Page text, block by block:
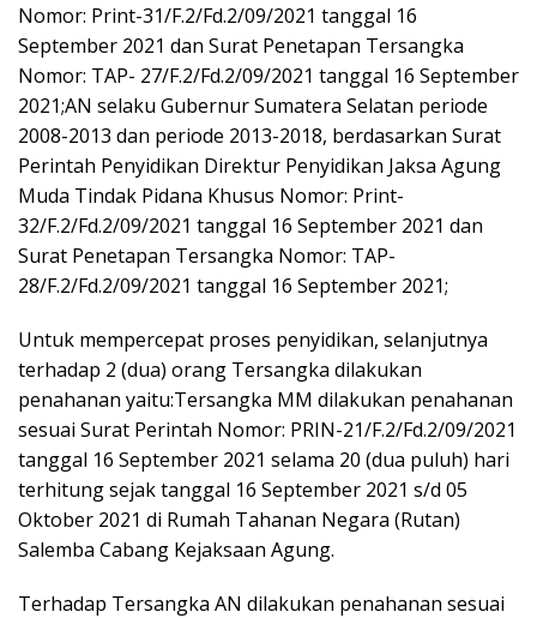
Nomor: Print-31/F.2/Fd.2/09/2021 tanggal 16
September 2021 dan Surat Penetapan Tersangka
Nomor: TAP- 27/F.2/Fd.2/09/2021 tanggal 16 September
2021;AN selaku Gubernur Sumatera Selatan periode
2008-2013 dan periode 2013-2018, berdasarkan Surat
Perintah Penyidikan Direktur Penyidikan Jaksa Agung
Muda Tindak Pidana Khusus Nomor: Print-
32/F.2/Fd.2/09/2021 tanggal 16 September 2021 dan
Surat Penetapan Tersangka Nomor: TAP-
28/F.2/Fd.2/09/2021 tanggal 16 September 2021;
Untuk mempercepat proses penyidikan, selanjutnya
terhadap 2 (dua) orang Tersangka dilakukan
penahanan yaitu:Tersangka MM dilakukan penahanan
sesuai Surat Perintah Nomor: PRIN-21/F.2/Fd.2/09/2021
tanggal 16 September 2021 selama 20 (dua puluh) hari
terhitung sejak tanggal 16 September 2021 s/d 05
Oktober 2021 di Rumah Tahanan Negara (Rutan)
Salemba Cabang Kejaksaan Agung.
Terhadap Tersangka AN dilakukan penahanan sesuai